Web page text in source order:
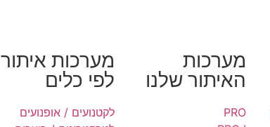
מערכות
האיתור שלנו
PRO
מערכות איתור
לפי כלים
לקטנועים / אופנועים